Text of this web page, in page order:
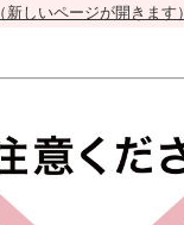
（新しいページが開きます）